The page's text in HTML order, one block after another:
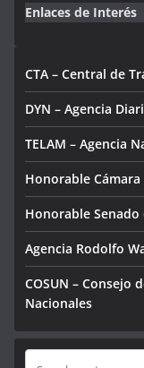
Enlaces de Interés
CTA – Central de
DYN – Agencia
TELAM – Agencia
Honorable
Honorable
Agencia Rodolfo
COSUN – Consejo
Nacionales